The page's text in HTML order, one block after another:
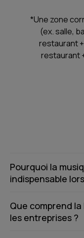
*Une zone
(ex. salle,
restaurant
restaurant
Pourquoi la
indispensable
Que comprend
les entreprises ?